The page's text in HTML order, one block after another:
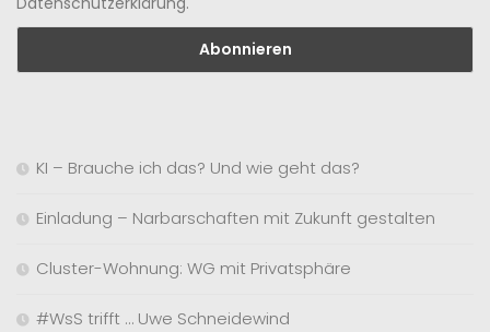
KI – Brauche ich das? Und wie geht das?
Einladung – Narbarschaften mit Zukunft gestalten
Cluster-Wohnung: WG mit Privatsphäre
#WsS trifft … Uwe Schneidewind